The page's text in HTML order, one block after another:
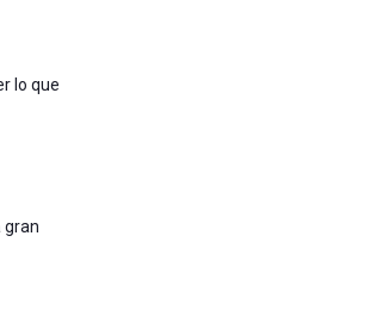
lo que
gran